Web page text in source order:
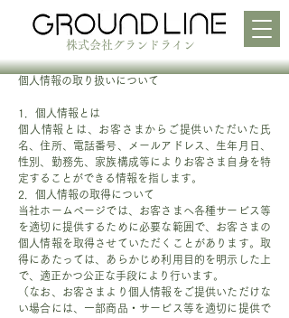
株式会社グランドライン
個人情報の取り扱いについて
1．個人情報とは
個人情報とは、お客さまからご提供いただいた氏
名、住所、電話番号、メールアドレス、生年月日、
性別、勤務先、家族構成等によりお客さま自身を特
定することができる情報を指します。
2．個人情報の取得について
当社ホームページでは、お客さまへ各種サービス等
を適切に提供するために必要な範囲で、お客さまの
個人情報を取得させていただくことがあります。取
得にあたっては、あらかじめ利用目的を明示した上
で、適正かつ公正な手段により行います。
（なお、お客さまより個人情報をご提供いただけな
い場合には、一部商品・サービス等を適切に提供で